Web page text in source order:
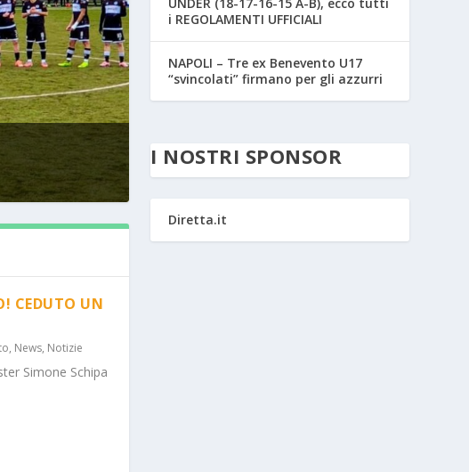
CEDUTO UN
, News, Notizie
Simone Schipa
i REGOLAMENTI UFFICIALI
NAPOLI – Tre ex Benevento U17
“svincolati” firmano per gli azzurri
I NOSTRI SPONSOR
Diretta.it